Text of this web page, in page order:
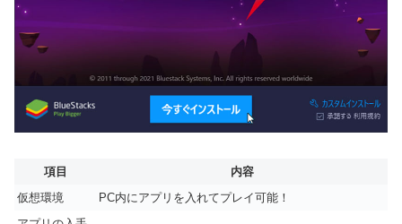
項目
内容
仮想環境
PC内にアプリを入れてプレイ可能！